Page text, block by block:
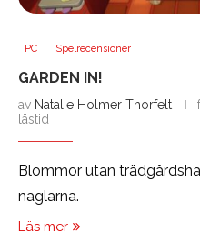
PC Spelrecensioner
GARDEN IN!
av Natalie Holmer Thorfelt
lästid
Blommor utan
naglarna.
Läs mer